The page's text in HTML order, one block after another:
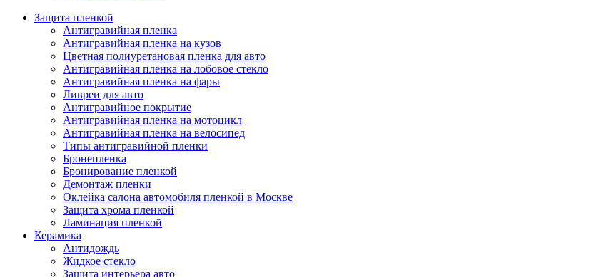
Защита пленкой
Антигравийная пленка
Антигравийная пленка на кузов
Цветная полиуретановая пленка для авто
Антигравийная пленка на лобовое стекло
Антигравийная пленка на фары
Ливреи для авто
Антигравийное покрытие
Антигравийная пленка на мотоцикл
Антигравийная пленка на велосипед
Типы антигравийной пленки
Бронепленка
Бронирование пленкой
Демонтаж пленки
Оклейка салона автомобиля пленкой в Москве
Защита хрома пленкой
Ламинация пленкой
Керамика
Антидождь
Жидкое стекло
Защита интерьера авто